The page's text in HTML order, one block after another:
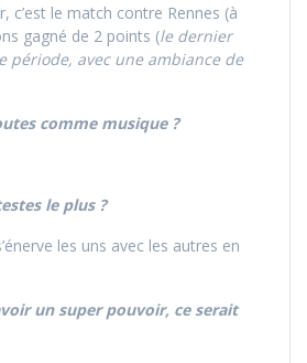
c’est le match contre Rennes (à
gagné de 2 points (le dernier
période, avec une ambiance de
comme musique ?
le plus ?
les uns avec les autres en
un super pouvoir, ce serait